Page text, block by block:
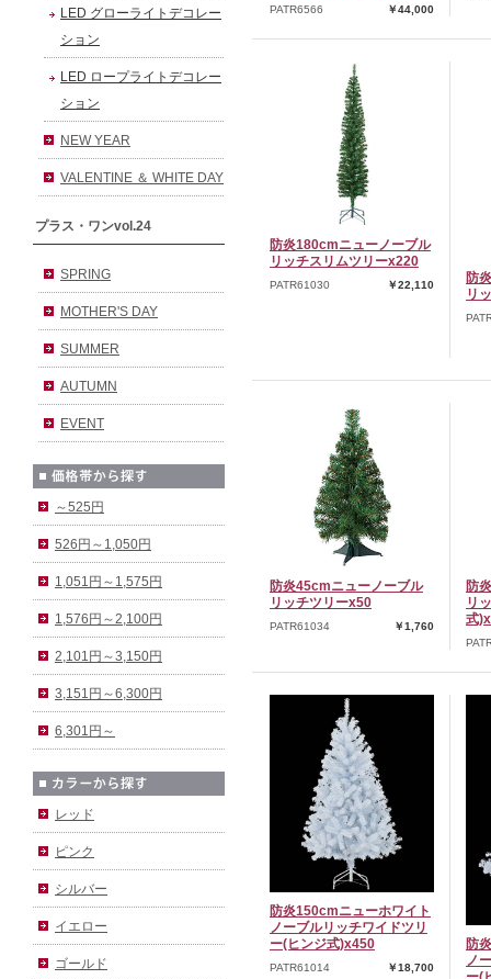
LED グローライトデコレー
ション
LED ロープライトデコレー
ション
NEW YEAR
VALENTINE ＆ WHITE DAY
プラス・ワンvol.24
SPRING
MOTHER'S DAY
SUMMER
AUTUMN
EVENT
～525円
526円～1,050円
1,051円～1,575円
1,576円～2,100円
2,101円～3,150円
3,151円～6,300円
6,301円～
レッド
ピンク
シルバー
イエロー
ゴールド
PATR6566 ￥44,000
防炎180cmニューノーブル
リッチスリムツリーx220
PATR61030 ￥22,110
防
リ
防炎45cmニューノーブル
リッチツリーx50
PATR61034 ￥1,760
防
リ
式
防炎150cmニューホワイト
ノーブルリッチワイドツリ
ー(ヒンジ式)x450
PATR61014 ￥18,700
防
ノ